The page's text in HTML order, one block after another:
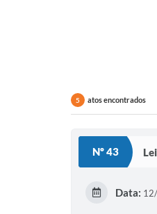
5 atos encontrados
Nº 43
Data: